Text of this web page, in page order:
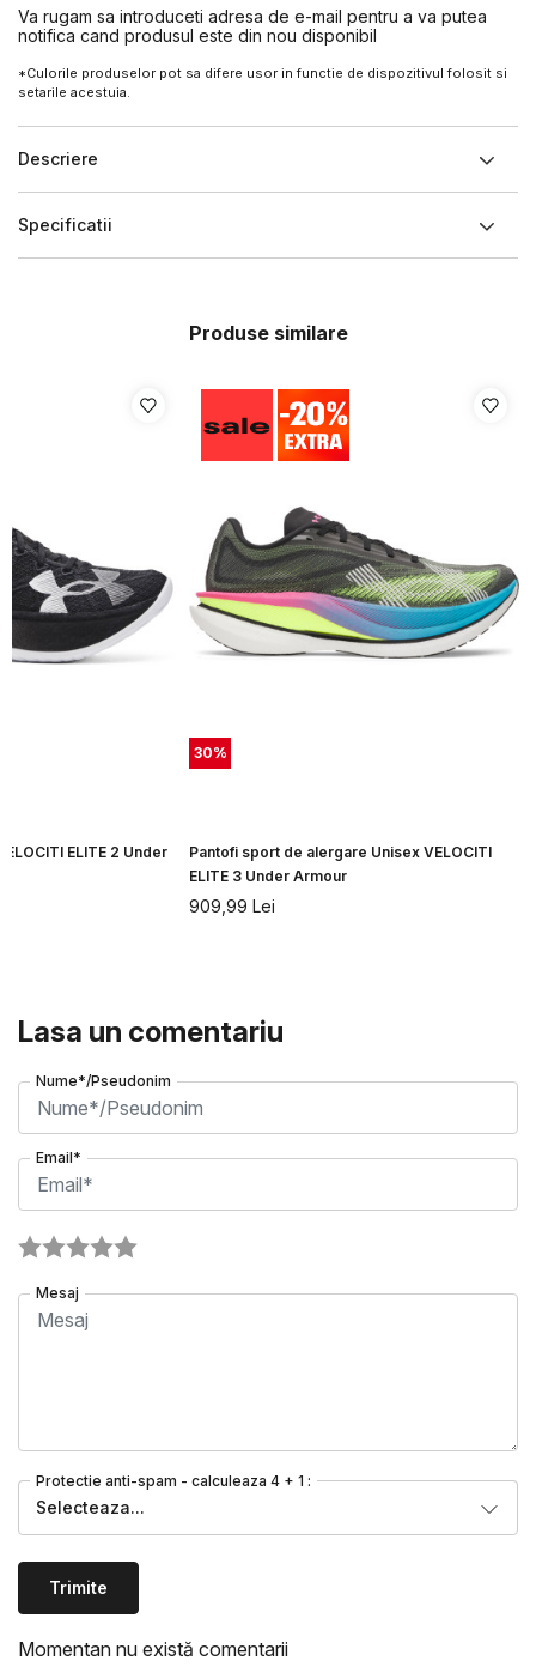
Va rugam sa introduceti adresa de e-mail pentru a va putea
notifica cand produsul este din nou disponibil
*Culorile produselor pot sa difere usor in functie de dispozitivul folosit si
setarile acestuia.
Descriere
Specificatii
Produse similare
ELITE 2 Under
30%
Pantofi sport de alergare Unisex VELOCITI
ELITE 3 Under Armour
909,99 Lei
Lasa un comentariu
Nume*/Pseudonim
Email*
Mesaj
Protectie anti-spam - calculeaza 4 + 1 :
Selecteaza...
Trimite
Momentan nu există comentarii